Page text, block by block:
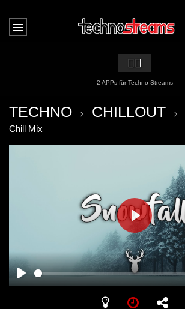
🏳️‍🌈
2 APPs für Techno Streams
TECHNO CHILLOUT
Chill Mix
PLAY
PLAY